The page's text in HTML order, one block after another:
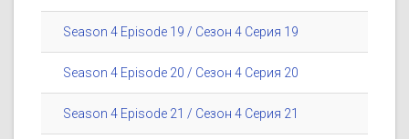
Season 4 Episode 19 / Сезон 4 Серия 19
Season 4 Episode 20 / Сезон 4 Серия 20
Season 4 Episode 21 / Сезон 4 Серия 21